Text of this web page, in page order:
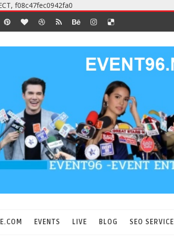
f08c47fec0942fa0
EVENTS LIVE BLOG SEO SERVICE